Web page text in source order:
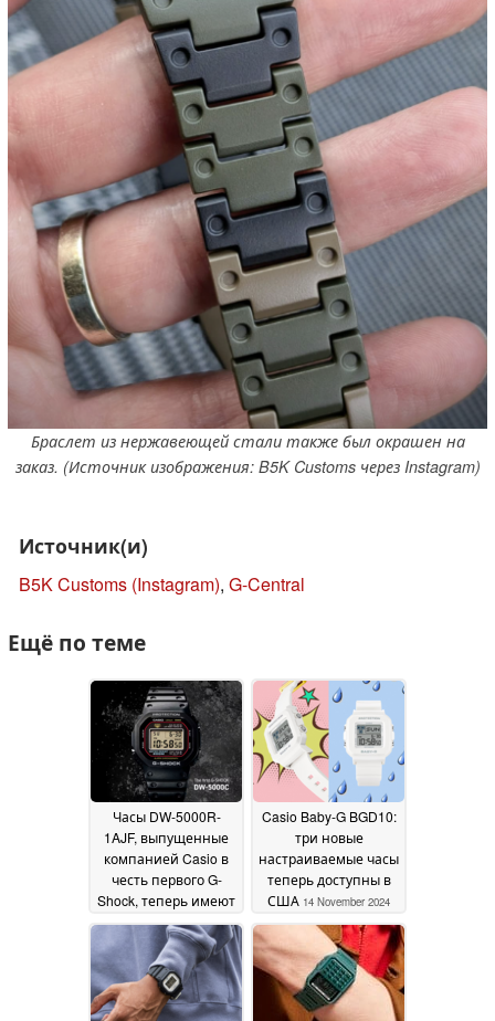
Браслет из нержавеющей стали также был окрашен на
заказ. (Источник изображения: B5K Customs через Instagram)
Источник(и)
B5K Customs (Instagram), G-Central
Ещё по теме
Часы DW-5000R-
1AJF, выпущенные
компанией Casio в
честь первого G-
Shock, теперь имеют
вероятную дату
выхода
15 November 2024
Casio Baby-G BGD10:
три новые
настраиваемые часы
теперь доступны в
США 14 November 2024